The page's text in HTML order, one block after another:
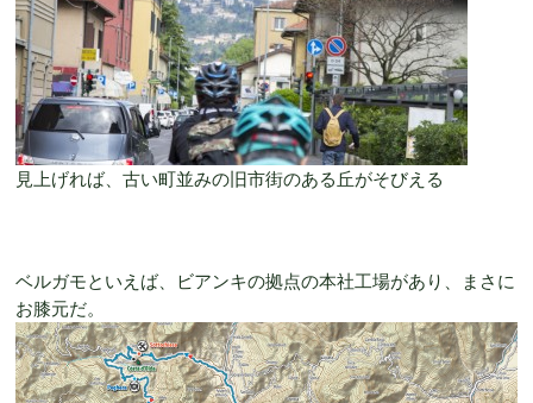
見上げれば、古い町並みの旧市街のある丘がそびえる
ベルガモといえば、ビアンキの拠点の本社工場があり、まさに
お膝元だ。